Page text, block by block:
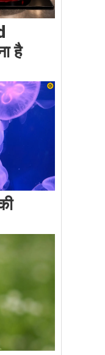
है